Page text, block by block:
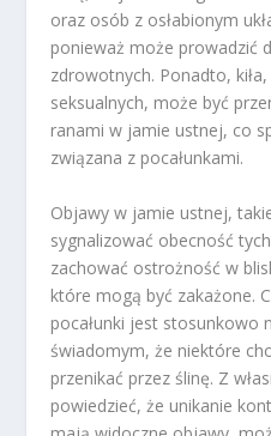
oraz osób z osłabionym
ponieważ może prowadzić
zdrowotnych. Ponadto,
seksualnych, może być
ranami w jamie ustnej, co
związana z pocałunkami.
Objawy w jamie ustnej,
sygnalizować obecność
zachować ostrożność w
które mogą być zakażone.
pocałunki jest stosunkowo
świadomym, że niektóre
przenikać przez ślinę. Z
powiedzieć, że unikanie